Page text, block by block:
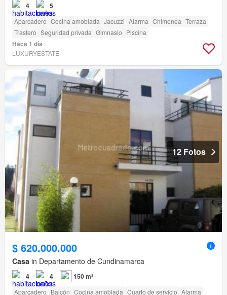
4 5
Aparcadero Cocina amoblada Jacuzzi Alarma Chimenea Terraza
Trastero Seguridad privada Gimnasio Piscina
Hace 1 día
LUXURYESTATE
12 Fotos
$ 620.000.000
Casa in Departamento de Cundinamarca
4 4 150 m²
Aparcadero Balcón Cocina amoblada Cuarto de servicio Alarma